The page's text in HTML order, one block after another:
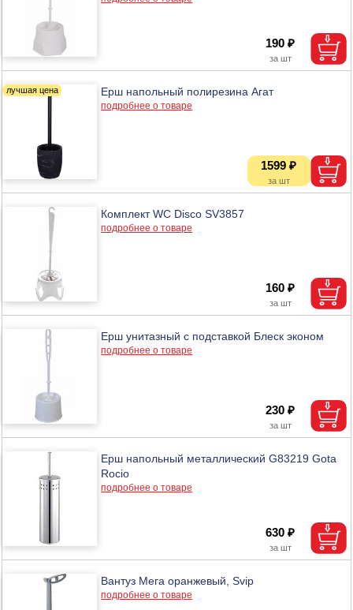
190 ₽
Ерш напольный полирезина Агат
подробнее о товаре
1599 ₽
Комплект WC Disco SV3857
подробнее о товаре
160 ₽
Ерш унитазный с подставкой Блеск эконом
подробнее о товаре
230 ₽
Ерш напольный металлический G83219 Gota
Rocio
подробнее о товаре
630 ₽
Вантуз Мега оранжевый, Svip
подробнее о товаре